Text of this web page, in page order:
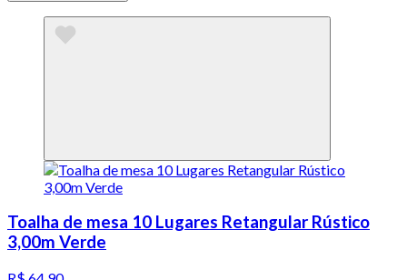
Toalha de mesa 10 Lugares Retangular Rústico
3,00m Verde